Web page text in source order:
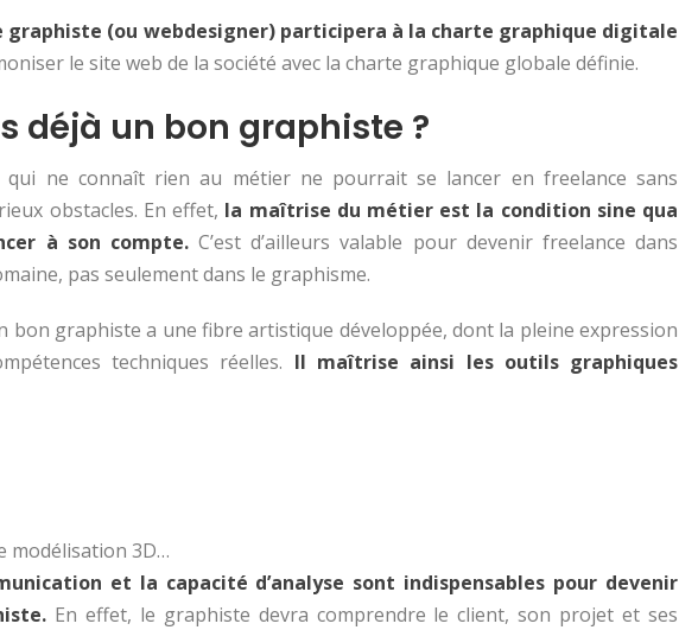
graphiste (ou webdesigner) participera à la charte graphique digitale
le site web de la société avec la charte graphique globale définie.
déjà un bon graphiste ?
qui ne connaît rien au métier ne pourrait se lancer en freelance sans
obstacles. En effet, la maîtrise du métier est la condition sine qua
à son compte.C’est d’ailleurs valable pour devenir freelance dans
pas seulement dans le graphisme.
bon graphiste a une fibre artistique développée, dont la pleine expression
techniques réelles. Il maîtrise ainsi les outils graphiques
modélisation 3D…
et la capacité d’analyse sont indispensables pour devenir
En effet, le graphiste devra comprendre le client, son projet et ses